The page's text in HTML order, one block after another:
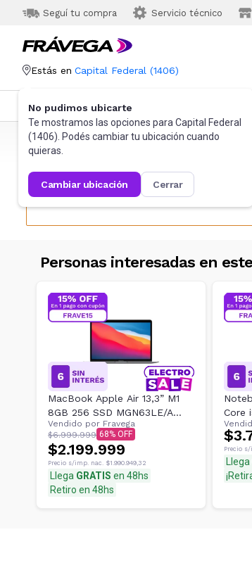
Seguí tu compra Servicio técnico
Estás en Capital Federal (1406)
No pudimos ubicarte
Te mostramos las opciones para Capital Federal
(1406). Podés cambiar tu ubicación cuando
quieras.
cambiar ubicación cerrar
Categorías Más Vendidos
Frávega Informática Notebooks
Este producto no se encuentra
Personas interesadas en
MacBook Apple Air 13,3” M1
8GB 256 SSD MGN63LE/A
Space Gray
Vendido por Fravega
$6.999.999 68
$2.199.999
Precio s/imp. nac. $1.990.949,32
Llega GRATIS en 48hs
Retiro en 48hs
Core
Precio
Llega